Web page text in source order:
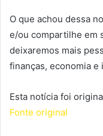
O que achou dessa
e/ou compartilhe em
deixaremos mais
finanças, economia e
Esta notícia foi
Fonte original